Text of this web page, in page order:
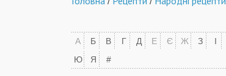
А Б В Г Д Е Є Ж З І
Ю
Я #